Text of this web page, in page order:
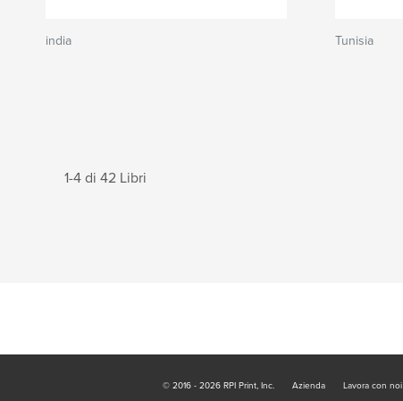
india Tunisia
1-4 di 42 Libri
© 2016 - 2026 RPI Print, Inc. Azienda Lavora con noi